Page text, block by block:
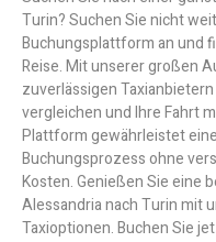
Turin? Suchen Sie nicht
Buchungsplattform an und
Reise. Mit unserer großen
zuverlässigen
vergleichen und Ihre Fahrt
Plattform gewährleistet
Buchungsprozess ohne
Kosten. Genießen Sie eine
Alessandria nach Turin mit
Taxioptionen. Buchen Sie